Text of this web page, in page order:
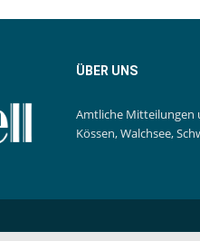
ÜBER UNS
Amtliche Mitteilungen
Kössen, Walchsee,